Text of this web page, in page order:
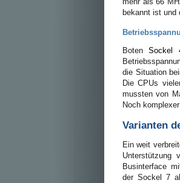
bekannt ist und
BotenSockel
die Situation
Die CPUs
mussten von
Noch
Varianten
Ein weit
Unterstützung
Businterface
der Sockel 7